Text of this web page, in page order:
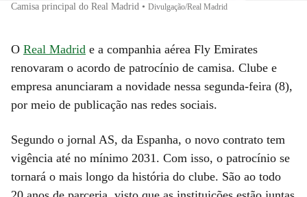
Camisa principal do Real Madrid • Divulgação/Real Madrid
O Real Madrid e a companhia aérea Fly Emirates
renovaram o acordo de patrocínio de camisa. Clube e
empresa anunciaram a novidade nessa segunda-feira (8),
por meio de publicação nas redes sociais.
Segundo o jornal AS, da Espanha, o novo contrato tem
vigência até no mínimo 2031. Com isso, o patrocínio se
tornará o mais longo da história do clube. São ao todo